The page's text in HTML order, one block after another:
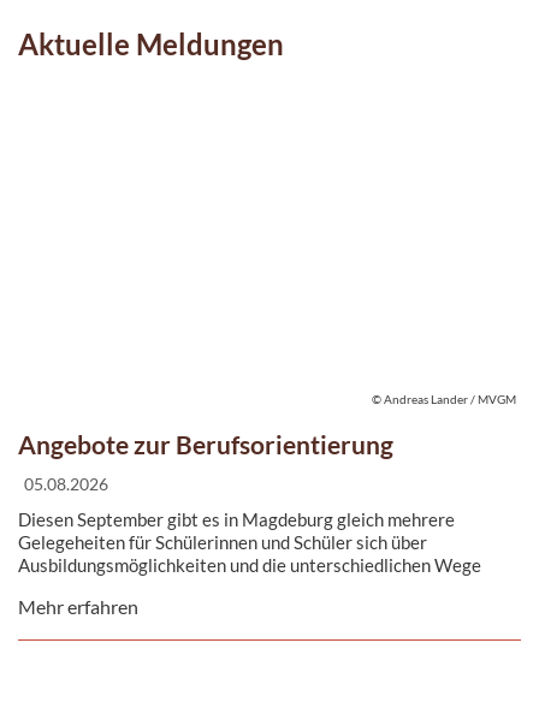
Aktuelle Meldungen
Angebote zur Berufsorientierung
05.08.2026
Diesen September gibt es in Magdeburg gleich mehrere
Gelegeheiten für Schülerinnen und Schüler sich über
Ausbildungsmöglichkeiten und die unterschiedlichen Wege
Mehr erfahren
© Andreas Lander / MVGM